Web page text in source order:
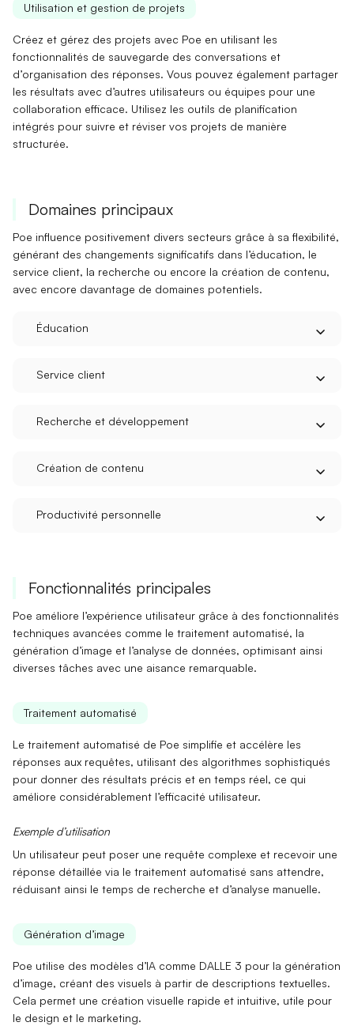
Utilisation et gestion de projets
Créez et gérez des projets avec Poe en utilisant les
fonctionnalités de sauvegarde des conversations et
d’organisation des réponses. Vous pouvez également partager
les résultats avec d’autres utilisateurs ou équipes pour une
collaboration efficace. Utilisez les outils de planification
intégrés pour suivre et réviser vos projets de manière
structurée.
Domaines principaux
Poe influence positivement divers secteurs grâce à saflexibilité,
générant des changements significatifs dans l’éducation, le
service client, la recherche ou encore la création de contenu,
avec encore davantage de domaines potentiels.
Éducation
Service client
Recherche et développement
Création de contenu
Productivité personnelle
Fonctionnalités principales
Poe améliore l’expérience utilisateur grâce à desfonctionnalités
techniques avancées comme le traitement automatisé, la
génération d’image et l’analyse de données, optimisant ainsi
diverses tâches avec une aisance remarquable.
Traitement automatisé
Letraitement automatisé de Poe simplifie et accélère les
réponses aux requêtes, utilisant des algorithmes sophistiqués
pour donner des résultats précis et en temps réel, ce qui
améliore considérablement l’efficacité utilisateur.
Exemple d’utilisation
Un utilisateur peut poser une requête complexe et recevoir une
réponse détaillée via letraitement automatisé sans attendre,
réduisant ainsi le temps de recherche et d’analyse manuelle.
Génération d’image
Poe utilise des modèles d’IA comme DALLE 3 pour la génération
d’image, créant des visuels à partir de descriptions textuelles.
Cela permet une création visuelle rapide et intuitive, utile pour
le design et le marketing.